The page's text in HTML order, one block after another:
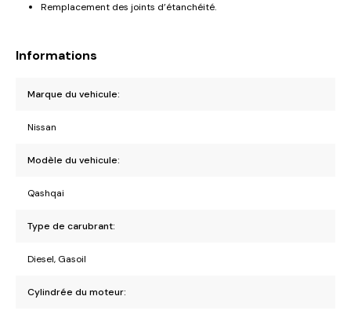
Remplacement des joints d’étanchéité.
Informations
Marque du vehicule:
Nissan
Modèle du vehicule:
Qashqai
Type de carubrant:
Diesel, Gasoil
Cylindrée du moteur: